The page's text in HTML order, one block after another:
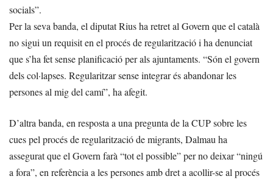
socials”.
Per la seva banda, el diputat Rius ha retret al Govern que el català
no sigui un requisit en el procés de regularització i ha denunciat
que s’ha fet sense planificació per als ajuntaments. “Són el govern
dels col·lapses. Regularitzar sense integrar és abandonar les
persones al mig del camí”, ha afegit.
D’altra banda, en resposta a una pregunta de la CUP sobre les
cues pel procés de regularització de migrants, Dalmau ha
assegurat que el Govern farà “tot el possible” per no deixar “ningú
a fora”, en referència a les persones amb dret a acollir-se al procés